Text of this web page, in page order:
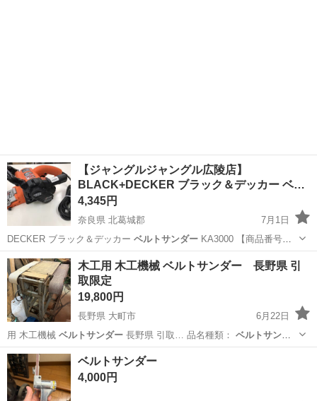
【ジャングルジャングル広陵店】
BLACK+DECKER ブラック＆デッカー ベ…
4,345円
奈良県 北葛城郡
7月1日
DECKER ブラック＆デッカー ベルトサンダーKA3000 【商品番号】
…奈良 北葛城郡 その他 買取
木工用 木工機械 ベルトサンダー 長野県 引
取限定
19,800円
長野県 大町市
6月22日
用 木工機械 ベルトサンダー 長野県 引取… 品名種類： ベルトサンダ
ー盤面寸：縦横…
長野 大町市 その他 ベルトサンダー
ベルトサンダー
4,000円